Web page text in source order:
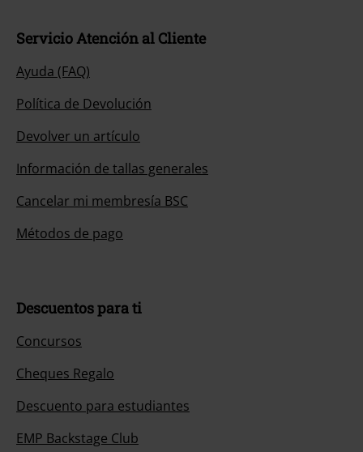
Servicio Atención al Cliente
Ayuda (FAQ)
Política de Devolución
Devolver un artículo
Información de tallas generales
Cancelar mi membresía BSC
Métodos de pago
Descuentos para ti
Concursos
Cheques Regalo
Descuento para estudiantes
EMP Backstage Club